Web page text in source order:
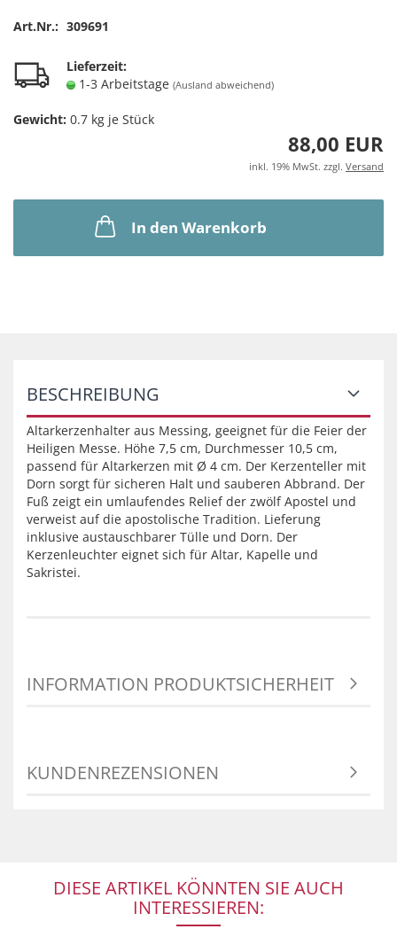
Art.Nr.: 309691
Lieferzeit:
1-3 Arbeitstage (Ausland abweichend)
Gewicht: 0.7 kg je Stück
88,00 EUR
inkl. 19% MwSt. zzgl. Versand
In den Warenkorb
BESCHREIBUNG
Altarkerzenhalter aus Messing, geeignet für die Feier der
Heiligen Messe. Höhe 7,5 cm, Durchmesser 10,5 cm,
passend für Altarkerzen mit Ø 4 cm. Der Kerzenteller mit
Dorn sorgt für sicheren Halt und sauberen Abbrand. Der
Fuß zeigt ein umlaufendes Relief der zwölf Apostel und
verweist auf die apostolische Tradition. Lieferung
inklusive austauschbarer Tülle und Dorn. Der
Kerzenleuchter eignet sich für Altar, Kapelle und
Sakristei.
INFORMATION PRODUKTSICHERHEIT
KUNDENREZENSIONEN
DIESE ARTIKEL KÖNNTEN SIE AUCH
INTERESSIEREN: